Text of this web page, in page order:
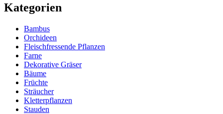
Kategorien
Bambus
Orchideen
Fleischfressende Pflanzen
Farne
Dekorative Gräser
Bäume
Früchte
Sträucher
Kletterpflanzen
Stauden